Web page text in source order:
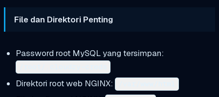
File dan Direktori Penting
Password root MySQL yang tersimpan:
Direktori root web NGINX: